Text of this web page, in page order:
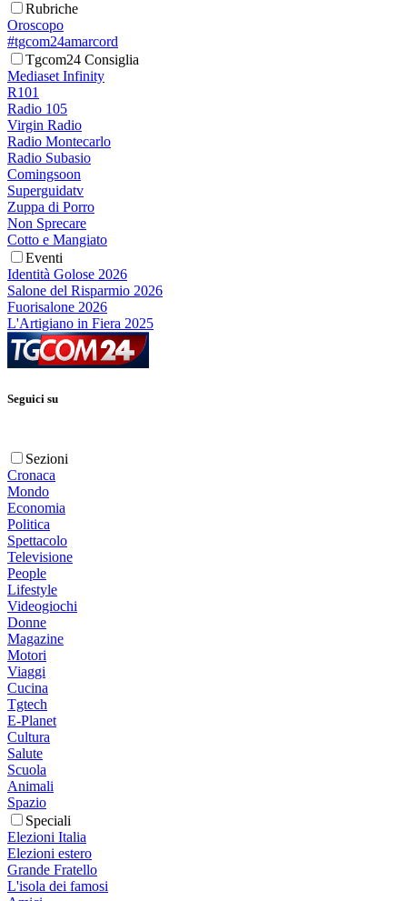
Rubriche
Oroscopo
#tgcom24amarcord
Tgcom24 Consiglia
Mediaset Infinity
R101
Radio 105
Virgin Radio
Radio Montecarlo
Radio Subasio
Comingsoon
Superguidatv
Zuppa di Porro
Non Sprecare
Cotto e Mangiato
Eventi
Identità Golose 2026
Salone del Risparmio 2026
Fuorisalone 2026
L'Artigiano in Fiera 2025
Seguici su
Sezioni
Cronaca
Mondo
Economia
Politica
Spettacolo
Televisione
People
Lifestyle
Videogiochi
Donne
Magazine
Motori
Viaggi
Cucina
Tgtech
E-Planet
Cultura
Salute
Scuola
Animali
Spazio
Speciali
Elezioni Italia
Elezioni estero
Grande Fratello
L'isola dei famosi